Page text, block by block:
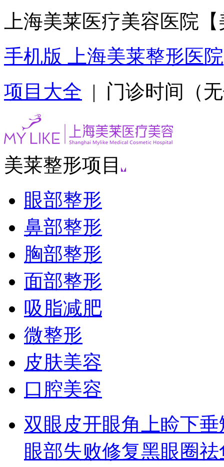
上海美莱医疗美容医院
手机版 上海美莱整形医院
项目大全 | 门诊时间（
美莱整形项目
眼部整形
鼻部整形
胸部整形
面部整形
吸脂减肥
微整形
皮肤美容
口腔美容
双眼皮开眼角
上睑下
眼部失败修复黑眼圈祛